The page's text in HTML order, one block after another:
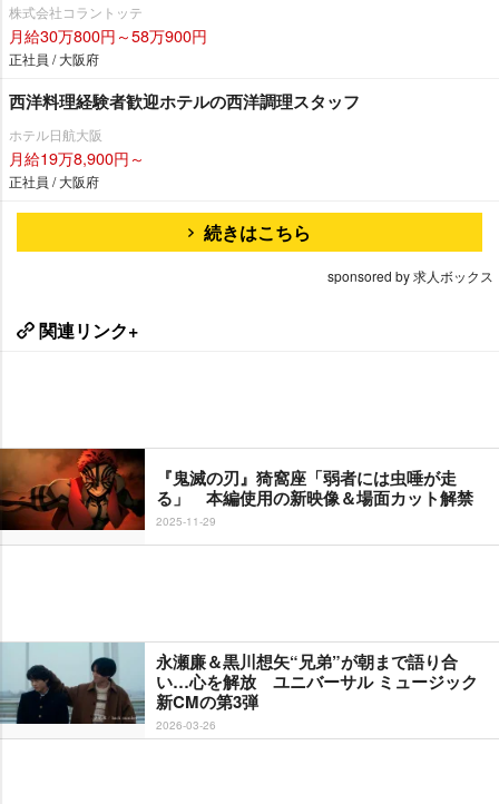
株式会社コラントッテ
月給30万800円～58万900円
正社員 / 大阪府
西洋料理経験者歓迎ホテルの西洋調理スタッフ
ホテル日航大阪
月給19万8,900円～
正社員 / 大阪府
続きはこちら
sponsored by 求人ボックス
関連リンク+
『鬼滅の刃』猗窩座「弱者には虫唾が走
る」 本編使用の新映像＆場面カット解禁
2025-11-29
永瀬廉＆黒川想矢“兄弟”が朝まで語り合
い…心を解放 ユニバーサル ミュージック
新CMの第3弾
2026-03-26